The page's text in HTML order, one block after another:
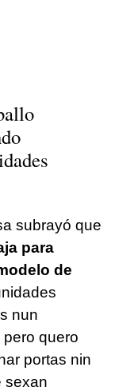
subrayó que
para
de
nun
quero
portas nin
sexan